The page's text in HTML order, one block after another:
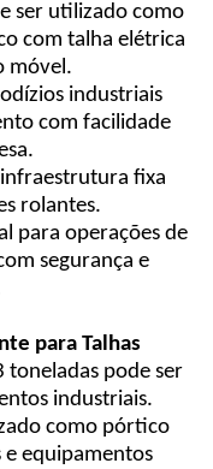
ser utilizado como
com talha elétrica
móvel.
industriais
com facilidade
fixa
rolantes.
para operações de
segurança e
para Talhas
pode ser
industriais.
como pórtico
equipamentos